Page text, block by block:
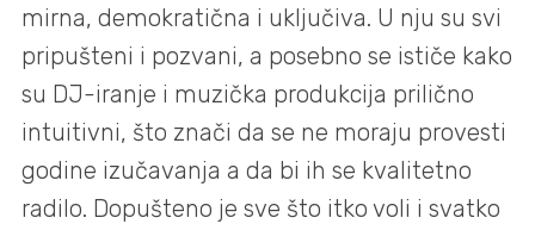
mirna, demokratična i uključiva. U nju su svi
pripušteni i pozvani, a posebno se ističe kako
su DJ-iranje i muzička produkcija prilično
intuitivni, što znači da se ne moraju provesti
godine izučavanja a da bi ih se kvalitetno
radilo. Dopušteno je sve što itko voli i svatko